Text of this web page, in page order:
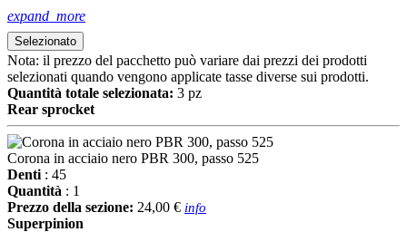
expand_more
Selezionato
Nota: il prezzo del pacchetto può variare dai prezzi dei prodotti
selezionati quando vengono applicate tasse diverse sui prodotti.
Quantità totale selezionata: 3 pz
Rear sprocket
Corona in acciaio nero PBR 300, passo 525
Denti : 45
Quantità : 1
Prezzo della sezione: 24,00 € info
Superpinion